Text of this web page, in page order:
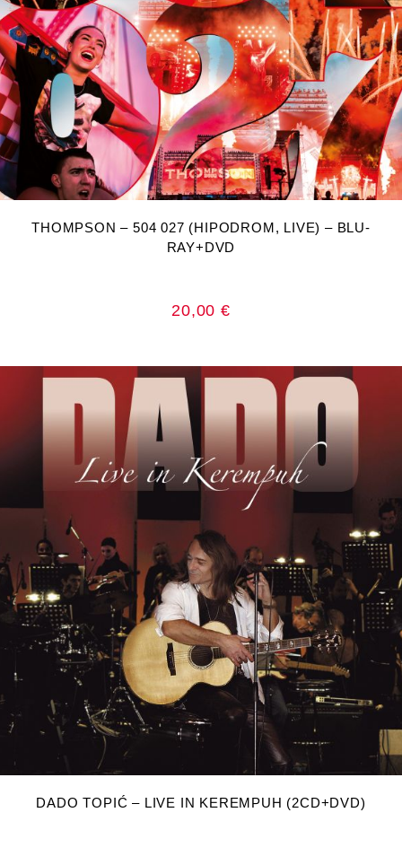
THOMPSON – 504 027 (HIPODROM, LIVE) – BLU-
RAY+DVD
20,00 €
DODAJ U KOŠARICU
DADO TOPIĆ – LIVE IN KEREMPUH (2CD+DVD)